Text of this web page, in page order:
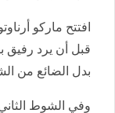
قبل أن يرد رفيق
بدل الضائع من
وفي الشوط